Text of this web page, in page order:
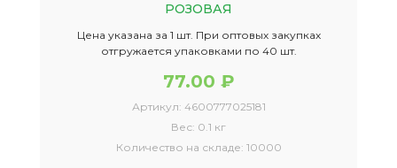
РОЗОВАЯ
Цена указана за 1 шт. При оптовых закупках
отгружается упаковками по 40 шт.
77.00 ₽
Артикул: 4600777025181
Вес: 0.1 кг
Количество на складе: 10000